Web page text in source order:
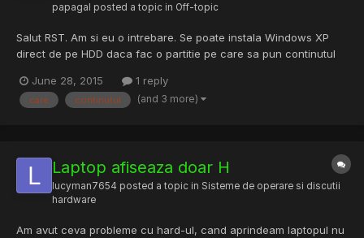
papagal posted a topic in Off-topic
Salut RST. Am si eu o intrebare. Se poate instala Windows XP
direct de pe HDD daca fac o partitie pe care sa pun continutul
stiu ca se putea daca extrageam undeva continutul iso-ului, cu
ceva programel selectam boot.wim apoi copiam conti...
June 28, 2015 1 reply
care continutul (and 3 more)
Laptop afiseaza doar H
lucyman7654 posted a topic in Sisteme de operare si discutii
hardware
Am avut ceva probleme cu hard-ul, cand aprindeam laptopul nu